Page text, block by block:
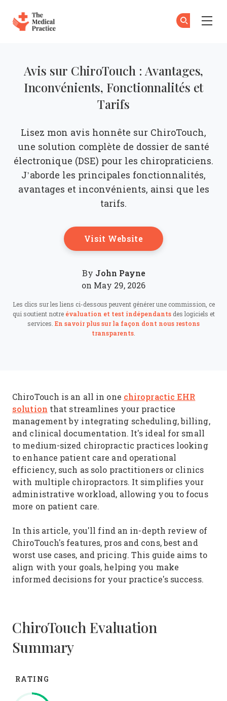
Avis sur ChiroTouch : Avantages,
Inconvénients, Fonctionnalités et
Tarifs
Lisez mon avis honnête sur ChiroTouch,
une solution complète de dossier de santé
électronique (DSE) pour les chiropraticiens.
J’aborde les principales fonctionnalités,
avantages et inconvénients, ainsi que les
tarifs.
Visit WebsiteOpens New
By John Payne
on May 29, 2026
Les clics sur les liens ci-dessous peuvent générer une commission, ce
qui soutient notre évaluation et test indépendantsdes logiciels et
services. En savoir plus sur la façon dont nous restons
transparents
ChiroTouch is an all in one chiropractic EHR
solution that streamlines your practice
management by integrating scheduling, billing,
and clinical documentation. It's ideal for small
to medium-sized chiropractic practices looking
to enhance patient care and operational
efficiency, such as solo practitioners or clinics
with multiple chiropractors. It simplifies your
administrative workload, allowing you to focus
more on patient care.
In this article, you'll find an in-depth review of
ChiroTouch's features, pros and cons, best and
worst use cases, and pricing. This guide aims to
align with your goals, helping you make
informed decisions for your practice's success.
ChiroTouch Evaluation
Summary
RATING